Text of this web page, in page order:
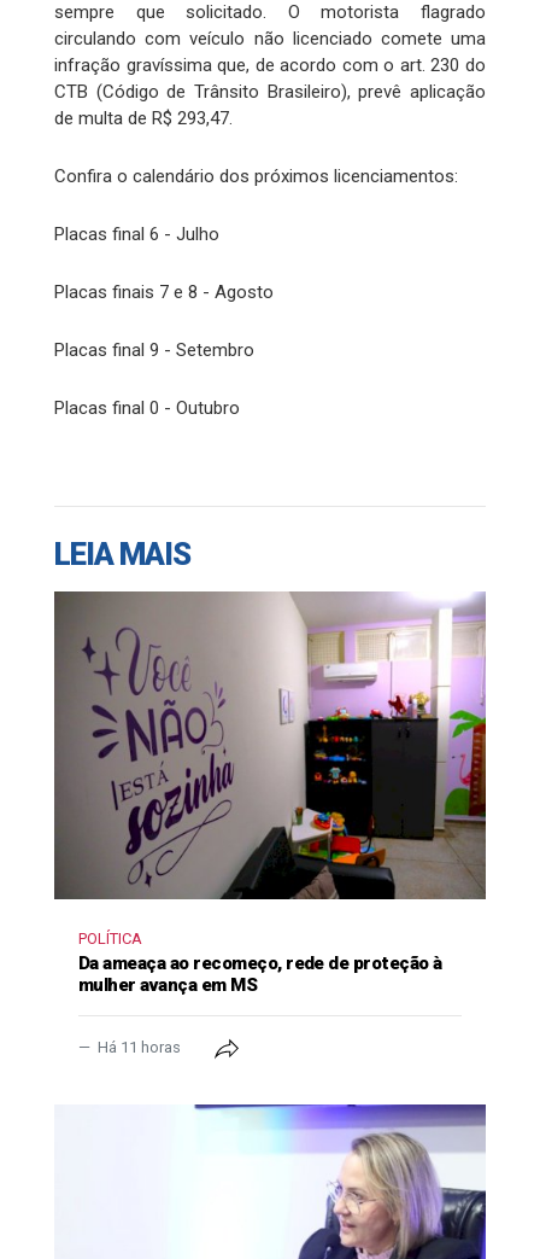
sempre que solicitado. O motorista flagrado
circulando com veículo não licenciado comete uma
infração gravíssima que, de acordo com o art. 230 do
CTB (Código de Trânsito Brasileiro), prevê aplicação
de multa de R$ 293,47.
Confira o calendário dos próximos licenciamentos:
Placas final 6 - Julho
Placas finais 7 e 8 - Agosto
Placas final 9 - Setembro
Placas final 0 - Outubro
LEIA MAIS
POLÍTICA
Da ameaça ao recomeço, rede de proteção à
mulher avança em MS
Há 11 horas